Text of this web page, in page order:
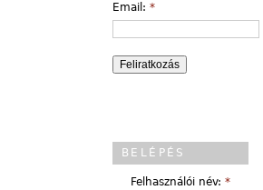
Email: *
BELÉPÉS
Felhasználói név: *